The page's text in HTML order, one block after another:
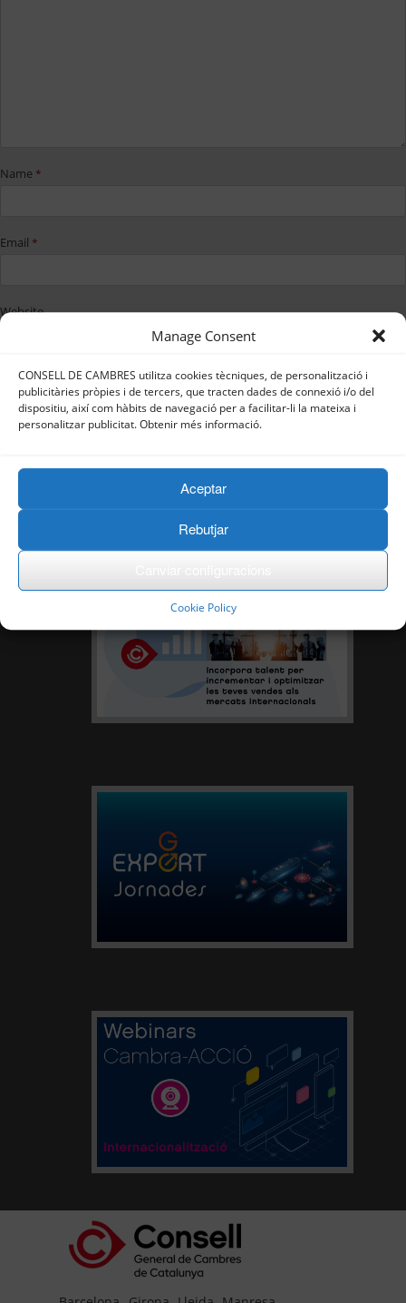
Manage Consent
CONSELL DE CAMBRES utilitza cookies tècniques, de personalització i
publicitàries pròpies i de tercers, que tracten dades de connexió i/o del
dispositiu, així com hàbits de navegació per a facilitar-li la mateixa i
personalitzar publicitat. Obtenir més informació.
Aceptar
Rebutjar
Cookie Policy
Name *
Email *
Website
Save my name, email, and website in
this browser for the next time I
comment.